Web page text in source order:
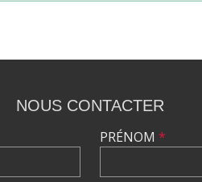
NOUS CONTACTER
PRÉNOM *